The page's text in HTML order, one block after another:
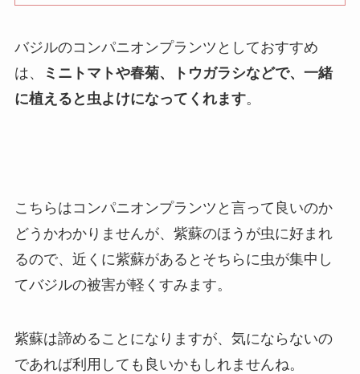
バジルのコンパニオンプランツとしておすすめ
は、
ミニトマトや春菊、トウガラシなどで、一緒
に植えると虫よけになってくれます。
こちらはコンパニオンプランツと言って良いのか
どうかわかりませんが、紫蘇のほうが虫に好まれ
るので、近くに紫蘇があるとそちらに虫が集中し
てバジルの被害が軽くすみます。
紫蘇は諦めることになりますが、気にならないの
であれば利用しても良いかもしれませんね。